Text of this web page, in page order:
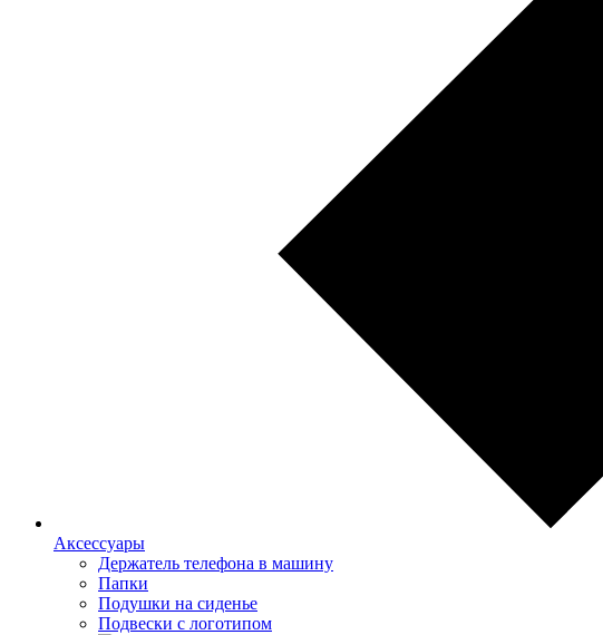
Аксессуары
Держатель телефона в машину
Папки
Подушки на сиденье
Подвески с логотипом